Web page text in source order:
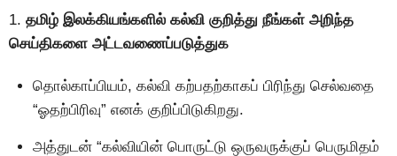
1. தமிழ் இலக்கியங்களில் கல்வி குறித்து நீங்கள் அறிந்த
செய்திகளை அட்டவணைப்படுத்துக
தொல்காப்பியம், கல்வி கற்பதற்காகப் பிரிந்து செல்வதை
“ஓதற்பிரிவு” எனக் குறிப்பிடுகிறது.
அத்துடன் “கல்வியின் பொருட்டு ஒருவருக்குப் பெருமிதம்